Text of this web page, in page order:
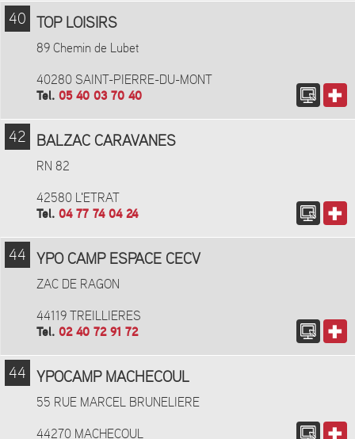
40 TOP LOISIRS
89 Chemin de Lubet
40280 SAINT-PIERRE-DU-MONT
Tel. 05 40 03 70 40
42 BALZAC CARAVANES
RN 82
42580 L'ETRAT
Tel. 04 77 74 04 24
44 YPO CAMP ESPACE CECV
ZAC DE RAGON
44119 TREILLIERES
Tel. 02 40 72 91 72
44 YPOCAMP MACHECOUL
55 RUE MARCEL BRUNELIERE
44270 MACHECOUL